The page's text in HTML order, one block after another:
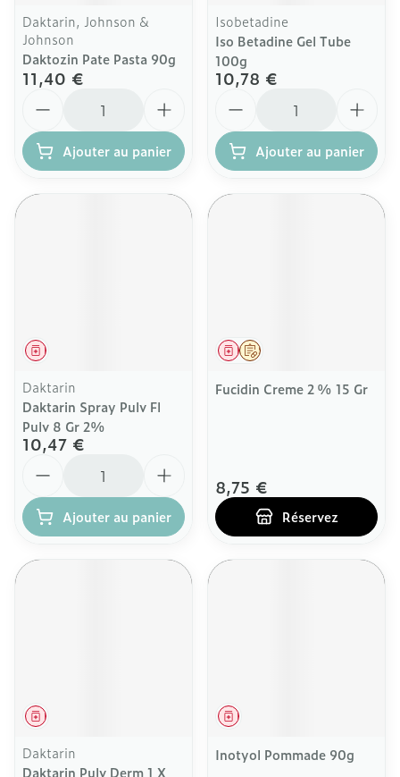
Daktarin, Johnson &
Johnson
Daktozin Pate Pasta 90g
11,40 €
Ajouter au panier
Isobetadine
Iso Betadine Gel Tube
100g
10,78 €
Ajouter au panier
Médicament
Daktarin
Daktarin Spray Pulv Fl
Pulv 8 Gr 2%
10,47 €
Ajouter au panier
Sur prescription
Médicament
Fucidin Creme 2 % 15 Gr
8,75 €
Réservez
Médicament
Daktarin
Daktarin Pulv Derm 1 X
Médicament
Inotyol Pommade 90g